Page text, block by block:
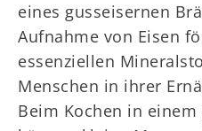
eines gusseisernen
Aufnahme von Eisen
essenziellen
Menschen in ihrer
Beim Kochen in